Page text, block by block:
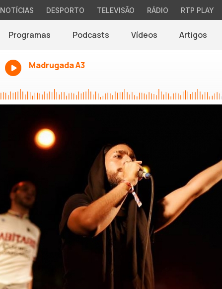
NOTÍCIAS DESPORTO TELEVISÃO RÁDIO RTP PLAY
Programas Podcasts Vídeos Artigos
Madrugada A3